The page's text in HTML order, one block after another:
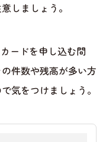
しましょう。
ードを申し込む間
件数や残高が多い方
気をつけましょう。